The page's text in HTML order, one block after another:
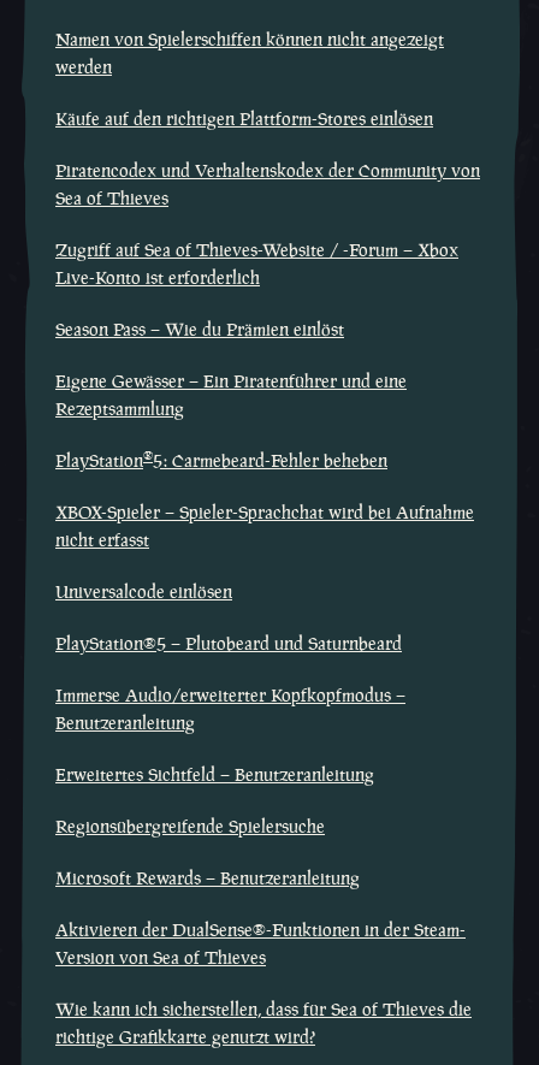
Namen von Spielerschiffen können nicht angezeigt
werden
Käufe auf den richtigen Plattform-Stores einlösen
Piratencodex und Verhaltenskodex der Community von
Sea of Thieves
Zugriff auf Sea of Thieves-Website / -Forum – Xbox
Live-Konto ist erforderlich
Season Pass – Wie du Prämien einlöst
Eigene Gewässer – Ein Piratenführer und eine
Rezeptsammlung
PlayStation®5: Carmebeard-Fehler beheben
XBOX-Spieler – Spieler-Sprachchat wird bei Aufnahme
nicht erfasst
Universalcode einlösen
PlayStation®5 – Plutobeard und Saturnbeard
Immerse Audio/erweiterter Kopfkopfmodus –
Benutzeranleitung
Erweitertes Sichtfeld – Benutzeranleitung
Regionsübergreifende Spielersuche
Microsoft Rewards – Benutzeranleitung
Aktivieren der DualSense®-Funktionen in der Steam-
Version von Sea of Thieves
Wie kann ich sicherstellen, dass für Sea of Thieves die
richtige Grafikkarte genutzt wird?